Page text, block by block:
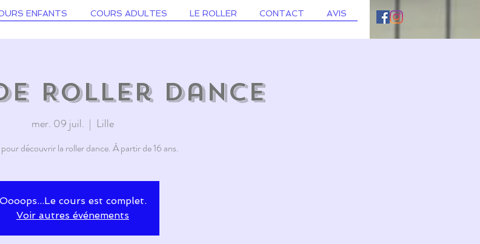
ENFANTS COURS ADULTES LE ROLLER CONTACT AVIS
Roller Dance
mer. 09 juil.
  |
Lille
découvrir la roller dance. À partir de 16 ans.
Oooops...Le cours est complet.
Voir autres événements